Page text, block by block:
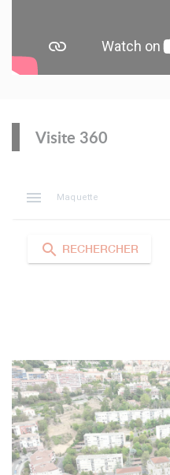
Visite 360